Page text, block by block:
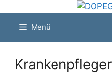
springenMenü
Krankenpfleger